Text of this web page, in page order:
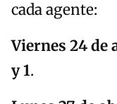
cada agente:
Viernes 24 de
y 1.